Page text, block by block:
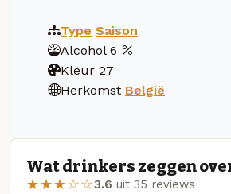
Type Saison
Alcohol 6
Kleur 27
Herkomst België
Wat drinkers zeggen
★★★☆☆3.6 uit 35 reviews